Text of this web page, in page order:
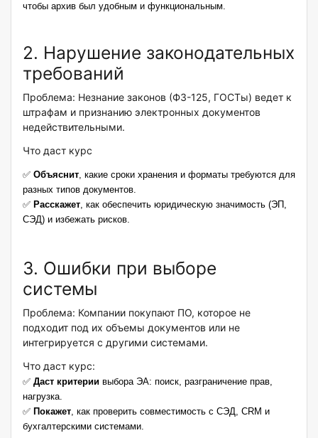
чтобы архив был удобным и функциональным.
2. Нарушение законодательных
требований
Проблема: Незнание законов (ФЗ-125, ГОСТы) ведет к
штрафам и признанию электронных документов
недействительными.
Что даст курс
✅ Объяснит, какие сроки хранения и форматы требуются для
разных типов документов.
✅ Расскажет, как обеспечить юридическую значимость (ЭП,
СЭД) и избежать рисков.
3. Ошибки при выборе
системы
Проблема: Компании покупают ПО, которое не
подходит под их объемы документов или не
интегрируется с другими системами.
Что даст курс:
✅ Даст критерии выбора ЭА: поиск, разграничение прав,
нагрузка.
✅ Покажет, как проверить совместимость с СЭД, CRM и
бухгалтерскими системами.